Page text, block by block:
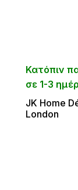
Κατόπιν
σε 1-3
JΚ Home
London